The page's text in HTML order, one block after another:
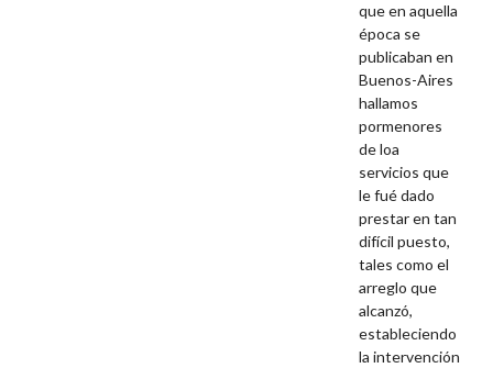
que en aquella
época se
publicaban en
Buenos-Aires
hallamos
pormenores
de loa
servicios que
le fué dado
prestar en tan
difícil puesto,
tales como el
arreglo que
alcanzó,
estableciendo
la intervención